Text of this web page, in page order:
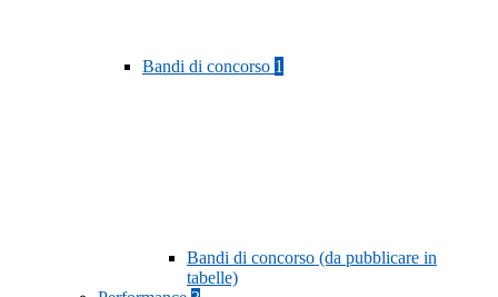
Bandi di concorso 1
Bandi di concorso (da pubblicare in
tabelle)